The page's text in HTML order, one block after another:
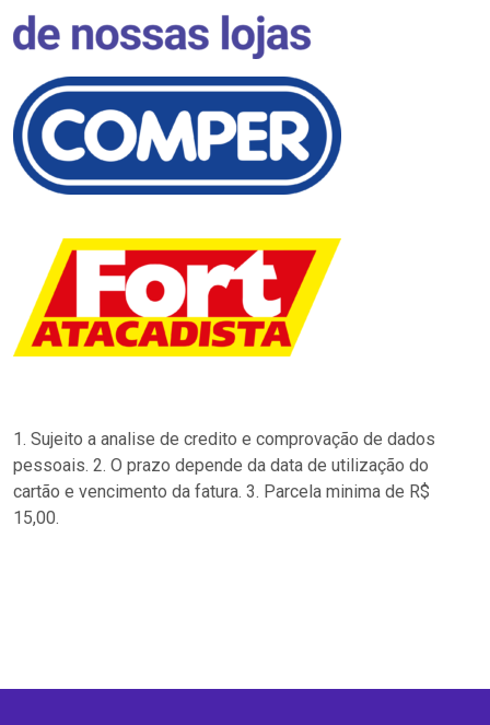
1. Sujeito a analise de credito e comprovação de dados
pessoais. 2. O prazo depende da data de utilização do
cartão e vencimento da fatura. 3. Parcela minima de R$
15,00.